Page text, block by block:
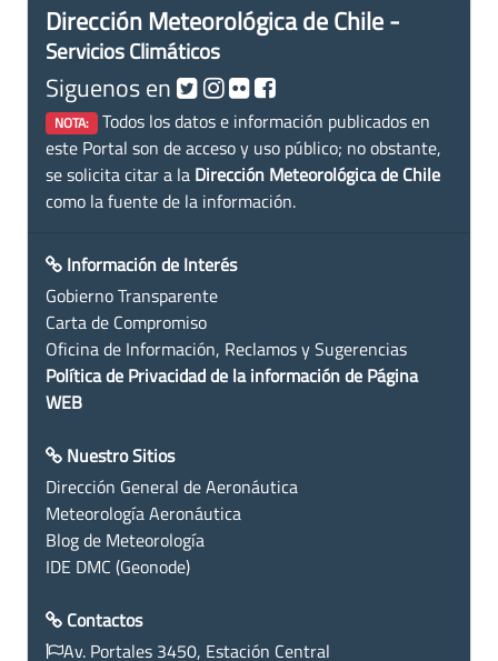
Dirección Meteorológica de Chile -
Servicios Climáticos
Siguenos en
NOTA: Todos los datos e información publicados en
este Portal son de acceso y uso público; no obstante,
se solicita citar a la Dirección Meteorológica de Chile
como la fuente de la información.
Información de Interés
Gobierno Transparente
Carta de Compromiso
Oficina de Información, Reclamos y Sugerencias
Política de Privacidad de la información de Página
WEB
Nuestro Sitios
Dirección General de Aeronáutica
Meteorología Aeronáutica
Blog de Meteorología
IDE DMC (Geonode)
Contactos
Av. Portales 3450, Estación Central